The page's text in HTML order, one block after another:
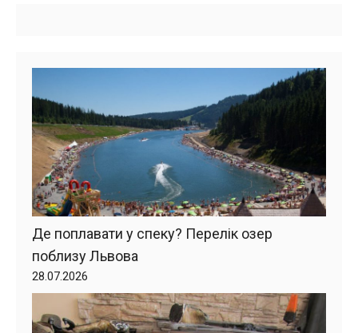
Де поплавати у спеку? Перелік озер
поблизу Львова
28.07.2026